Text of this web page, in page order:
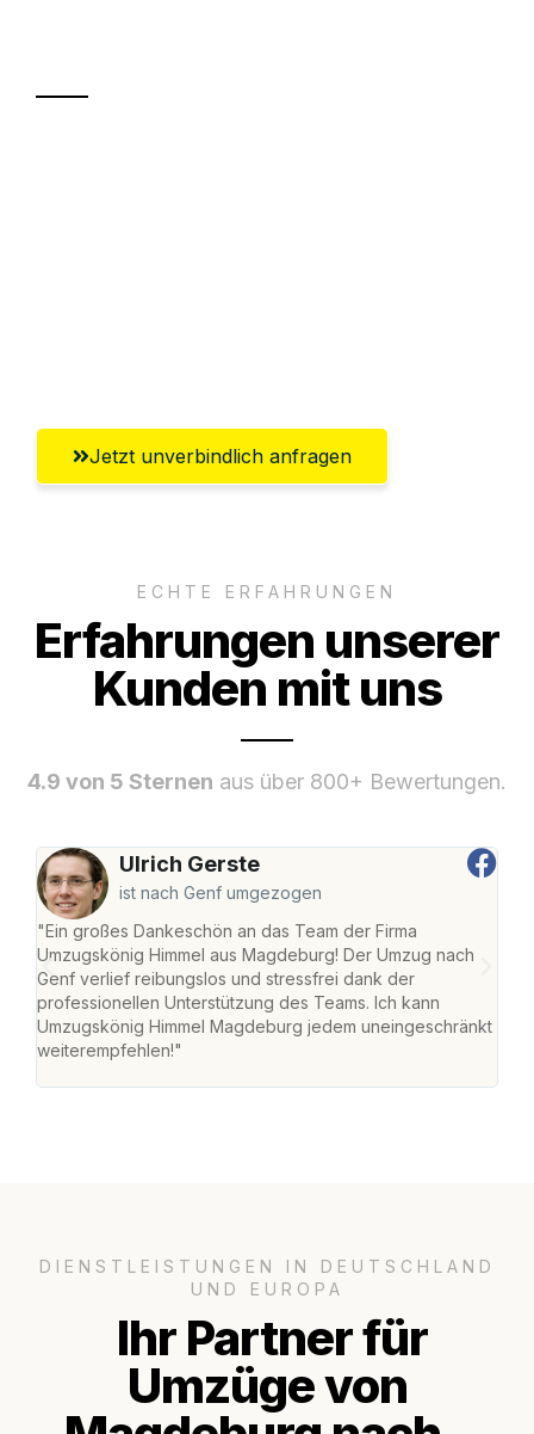
Jetzt unverbindlich anfragen
ECHTE ERFAHRUNGEN
Erfahrungen unserer
Kunden mit uns
4.9 von 5 Sternen aus über 800+ Bewertungen.
Ulrich Gerste
ist nach Genf umgezogen
"Ein großes Dankeschön an das Team der Firma
Umzugskönig Himmel aus Magdeburg! Der Umzug nach
Genf verlief reibungslos und stressfrei dank der
professionellen Unterstützung des Teams. Ich kann
Umzugskönig Himmel Magdeburg jedem uneingeschränkt
weiterempfehlen!"
DIENSTLEISTUNGEN IN DEUTSCHLAND
UND EUROPA
Ihr Partner für
Umzüge von